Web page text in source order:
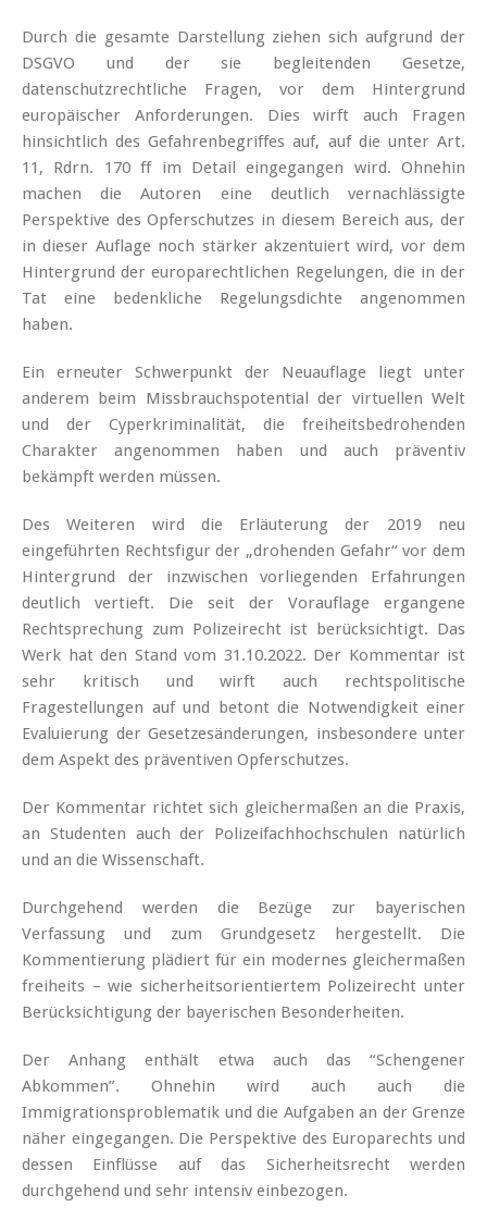
Durch die gesamte Darstellung ziehen sich aufgrund der
DSGVO und der sie begleitenden Gesetze,
datenschutzrechtliche Fragen, vor dem Hintergrund
europäischer Anforderungen. Dies wirft auch Fragen
hinsichtlich des Gefahrenbegriffes auf, auf die unter Art.
11, Rdrn. 170 ff im Detail eingegangen wird. Ohnehin
machen die Autoren eine deutlich vernachlässigte
Perspektive des Opferschutzes in diesem Bereich aus, der
in dieser Auflage noch stärker akzentuiert wird, vor dem
Hintergrund der europarechtlichen Regelungen, die in der
Tat eine bedenkliche Regelungsdichte angenommen
haben.
Ein erneuter Schwerpunkt der Neuauflage liegt unter
anderem beim Missbrauchspotential der virtuellen Welt
und der Cyperkriminalität, die freiheitsbedrohenden
Charakter angenommen haben und auch präventiv
bekämpft werden müssen.
Des Weiteren wird die Erläuterung der 2019 neu
eingeführten Rechtsfigur der „drohenden Gefahr“ vor dem
Hintergrund der inzwischen vorliegenden Erfahrungen
deutlich vertieft. Die seit der Vorauflage ergangene
Rechtsprechung zum Polizeirecht ist berücksichtigt. Das
Werk hat den Stand vom 31.10.2022. Der Kommentar ist
sehr kritisch und wirft auch rechtspolitische
Fragestellungen auf und betont die Notwendigkeit einer
Evaluierung der Gesetzesänderungen, insbesondere unter
dem Aspekt des präventiven Opferschutzes.
Der Kommentar richtet sich gleichermaßen an die Praxis,
an Studenten auch der Polizeifachhochschulen natürlich
und an die Wissenschaft.
Durchgehend werden die Bezüge zur bayerischen
Verfassung und zum Grundgesetz hergestellt. Die
Kommentierung plädiert für ein modernes gleichermaßen
freiheits – wie sicherheitsorientiertem Polizeirecht unter
Berücksichtigung der bayerischen Besonderheiten.
Der Anhang enthält etwa auch das “Schengener
Abkommen”. Ohnehin wird auch auch die
Immigrationsproblematik und die Aufgaben an der Grenze
näher eingegangen. Die Perspektive des Europarechts und
dessen Einflüsse auf das Sicherheitsrecht werden
durchgehend und sehr intensiv einbezogen.